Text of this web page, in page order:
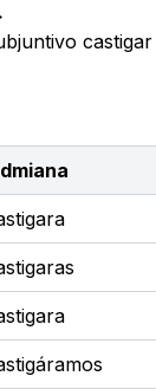
castigar